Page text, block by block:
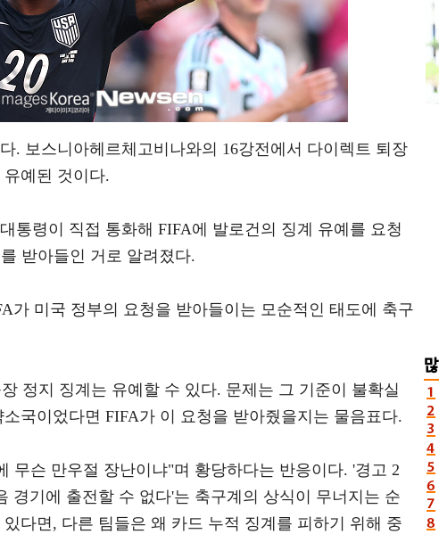
. 보스니아헤르체고비나와의 16강전에서 다이렉트 퇴장
예된 것이다.
통령이 직접 통화해 FIFA에 발로건의 징계 유예를 요청
받아들인 거로 알려졌다.
가 미국 정부의 요청을 받아들이는 모순적인 태도에 축구
정지 징계는 유예할 수 있다. 문제는 그 기준이 불확실
국이었다면 FIFA가 이 요청을 받아줬을지는 물음표다.
무슨 만우절 장난이냐"며 황당하다는 반응이다. '경고 2
경기에 출전할 수 없다'는 축구계의 상식이 무너지는 순
다면, 다른 팀들은 왜 카드 누적 징계를 피하기 위해 중